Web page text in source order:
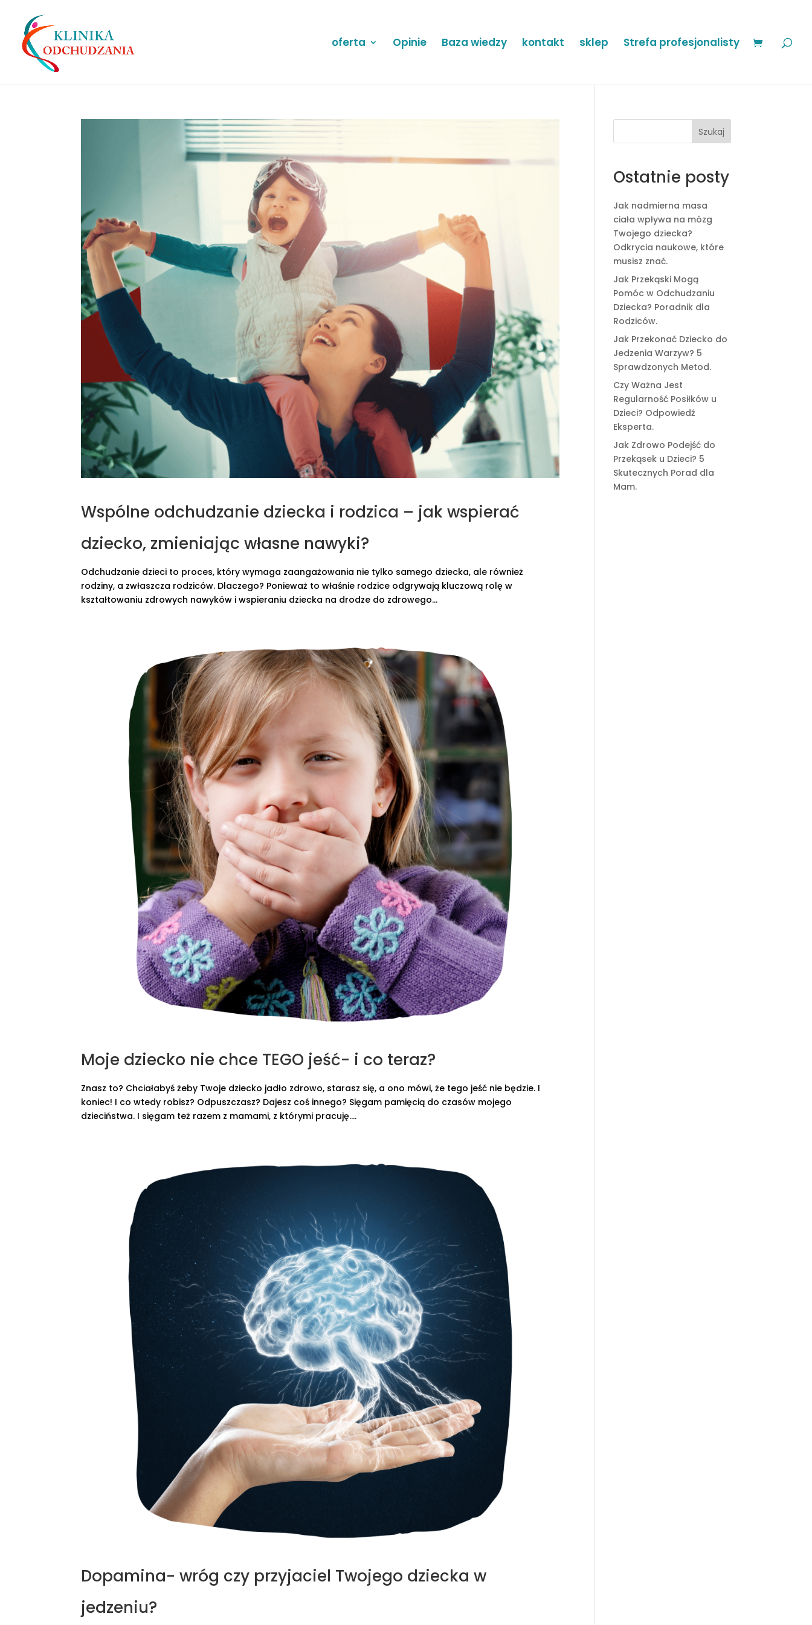
oferta Opinie Baza wiedzy kontakt sklep Strefa profesjonalisty
Wspólne odchudzanie dziecka i rodzica – jak wspierać
dziecko, zmieniając własne nawyki?
Odchudzanie dzieci to proces, który wymaga zaangażowania nie tylko samego dziecka, ale również
rodziny, a zwłaszcza rodziców. Dlaczego? Ponieważ to właśnie rodzice odgrywają kluczową rolę w
kształtowaniu zdrowych nawyków i wspieraniu dziecka na drodze do zdrowego...
Moje dziecko nie chce TEGO jeść- i co teraz?
Znasz to? Chciałabyś żeby Twoje dziecko jadło zdrowo, starasz się, a ono mówi, że tego jeść nie będzie. I
koniec! I co wtedy robisz? Odpuszczasz? Dajesz coś innego? Sięgam pamięcią do czasów mojego
dzieciństwa. I sięgam też razem z mamami, z którymi pracuję....
Dopamina- wróg czy przyjaciel Twojego dziecka w
jedzeniu?
Szukaj
Ostatnie posty
Jak nadmierna masa
ciała wpływa na mózg
Twojego dziecka?
Odkrycia naukowe, które
musisz znać.
Jak Przekąski Mogą
Pomóc w Odchudzaniu
Dziecka? Poradnik dla
Rodziców.
Jak Przekonać Dziecko do
Jedzenia Warzyw? 5
Sprawdzonych Metod.
Czy Ważna Jest
Regularność Posiłków u
Dzieci? Odpowiedź
Eksperta.
Jak Zdrowo Podejść do
Przekąsek u Dzieci? 5
Skutecznych Porad dla
Mam.